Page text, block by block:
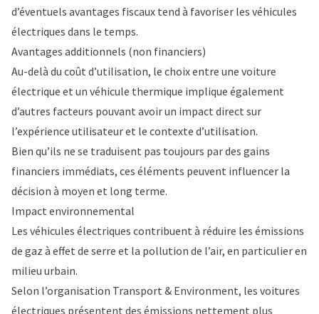
d’éventuels avantages fiscaux tend à favoriser les véhicules
électriques dans le temps.
Avantages additionnels (non financiers)
Au-delà du coût d’utilisation, le choix entre une voiture
électrique et un véhicule thermique implique également
d’autres facteurs pouvant avoir un impact direct sur
l’expérience utilisateur et le contexte d’utilisation.
Bien qu’ils ne se traduisent pas toujours par des gains
financiers immédiats, ces éléments peuvent influencer la
décision à moyen et long terme.
Impact environnemental
Les véhicules électriques contribuent à réduire les émissions
de gaz à effet de serre et la pollution de l’air, en particulier en
milieu urbain.
Selon l’organisation Transport & Environment, les voitures
électriques présentent des émissions nettement plus